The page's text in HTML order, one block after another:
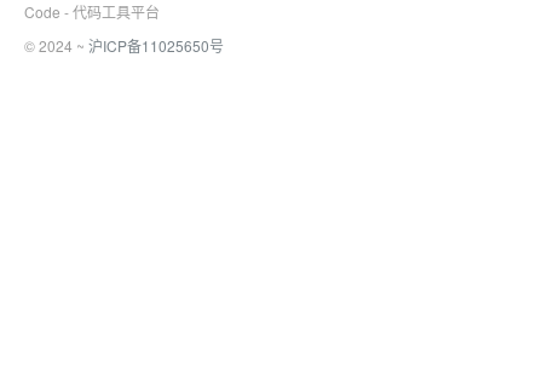
Code - 代码工具平台
© 2024 ~ 沪ICP备11025650号